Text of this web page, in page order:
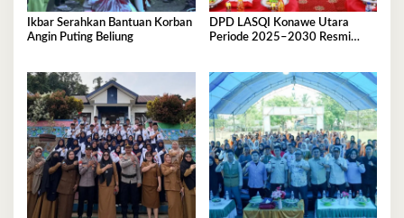
Ikbar Serahkan Bantuan Korban
Angin Puting Beliung
DPD LASQI Konawe Utara
Periode 2025–2030 Resmi